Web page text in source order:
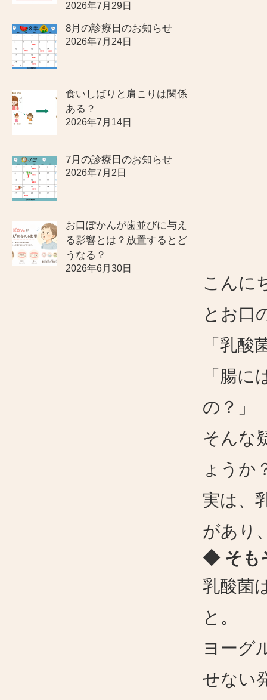
2026年7月29日
8月の診療日のお知らせ
2026年7月24日
食いしばりと肩こりは関係
ある？
2026年7月14日
7月の診療日のお知らせ
2026年7月2日
お口ぽかんが歯並びに与え
る影響とは？放置するとど
うなる？
2026年6月30日
こんに
とお口
「乳
「腸
の？」
そんな
ょうか
実は、
があり
◆ そも
乳酸菌
と。
ヨーグ
せない